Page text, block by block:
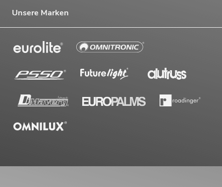
Unsere Marken